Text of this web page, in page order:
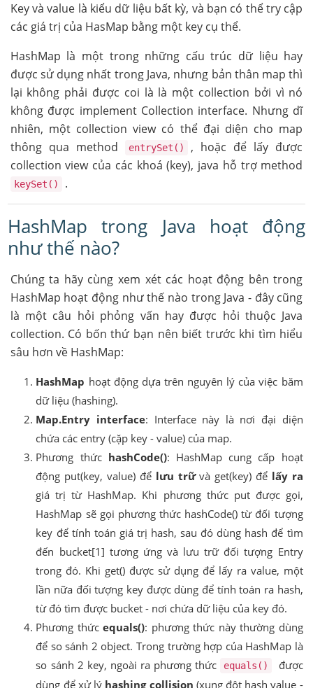
Key và value là kiểu dữ liệu bất kỳ, và bạn có thể try cập
các giá trị của HasMap bằng một key cụ thể.
HashMap là một trong những cấu trúc dữ liệu hay
được sử dụng nhất trong Java, nhưng bản thân map thì
lại không phải được coi là là một collection bởi vì nó
không được implement Collection interface. Nhưng dĩ
nhiên, một collection view có thể đại diện cho map
thông qua method
entrySet()
, hoặc để lấy được
collection view của các khoá (key), java hỗ trợ method
keySet() .
HashMap trong Java hoạt động
như thế nào?
Chúng ta hãy cùng xem xét các hoạt động bên trong
HashMap hoạt động như thế nào trong Java - đây cũng
là một câu hỏi phỏng vấn hay được hỏi thuộc Java
collection. Có bốn thứ bạn nên biết trước khi tìm hiểu
sâu hơn về HashMap:
HashMap hoạt động dựa trên nguyên lý của việc băm
dữ liệu (hashing).
Map.Entry interface: Interface này là nơi đại diện
chứa các entry (cặp key - value) của map.
Phương thức hashCode(): HashMap cung cấp hoạt
động put(key, value) để lưu trữvà get(key) để lấy ra
giá trị từ HashMap. Khi phương thức put được gọi,
HashMap sẽ gọi phương thức hashCode() từ đối tượng
key để tính toán giá trị hash, sau đó dùng hash để tìm
đến bucket[1] tương ứng và lưu trữ đối tượng Entry
trong đó. Khi get() được sử dụng để lấy ra value, một
lần nữa đối tượng key được dùng để tính toán ra hash,
từ đó tìm được bucket - nơi chứa dữ liệu của key đó.
Phương thứcequals(): phương thức này thường dùng
để so sánh 2 object. Trong trường hợp của HashMap là
so sánh 2 key, ngoài ra phương thức
equals()
được
dùng để xử lý hashing collision (xung đột hash value -